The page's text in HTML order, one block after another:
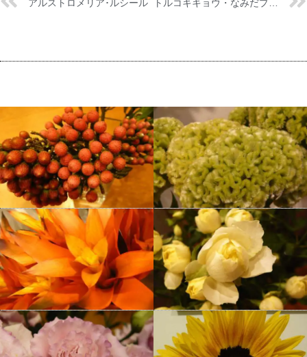
アルストロメリア･ルシール トルコキキョウ・なみだプラス